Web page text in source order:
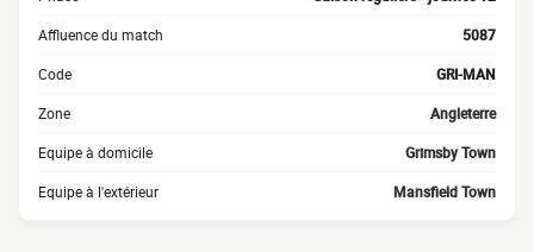
Affluence du match 5087
Code GRI-MAN
Zone Angleterre
Equipe à domicile Grimsby Town
Equipe à l'extérieur Mansfield Town